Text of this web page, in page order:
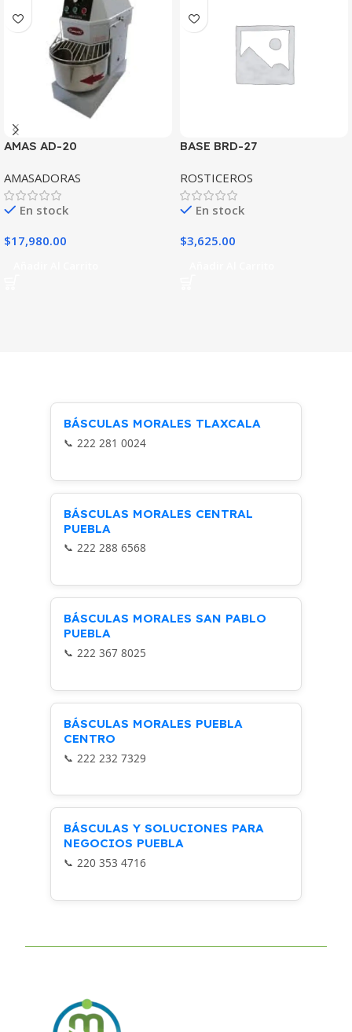
AMAS AD-20
AMASADORAS
En stock
$17,980.00
BASE BRD-27
ROSTICEROS
En stock
$3,625.00
BÁSCULAS MORALES TLAXCALA
222 281 0024
BÁSCULAS MORALES CENTRAL
PUEBLA
222 288 6568
BÁSCULAS MORALES SAN PABLO
PUEBLA
222 367 8025
BÁSCULAS MORALES PUEBLA
CENTRO
222 232 7329
BÁSCULAS Y SOLUCIONES PARA
NEGOCIOS PUEBLA
220 353 4716